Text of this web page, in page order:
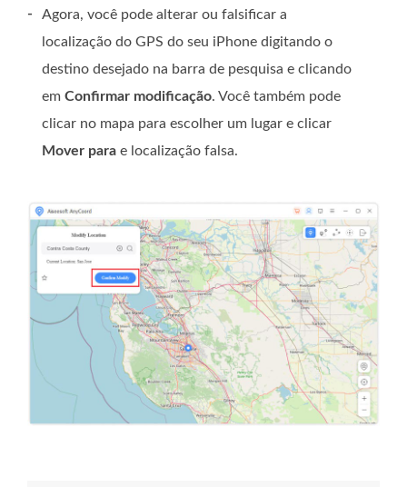
-
Agora, você pode alterar ou falsificar a
localização do GPS do seu iPhone digitando o
destino desejado na barra de pesquisa e clicando
em Confirmar modificação. Você também pode
clicar no mapa para escolher um lugar e clicar
Mover para e localização falsa.